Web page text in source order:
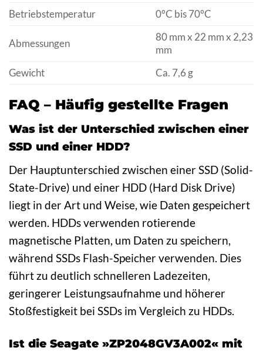
Betriebstemperatur
0°C bis 70°C
Abmessungen
80 mm x 22 mm x 2,23
mm
Gewicht
Ca. 7,6 g
FAQ – Häufig gestellte Fragen
Was ist der Unterschied zwischen einer
SSD und einer HDD?
Der Hauptunterschied zwischen einer SSD (Solid-
State-Drive) und einer HDD (Hard Disk Drive)
liegt in der Art und Weise, wie Daten gespeichert
werden. HDDs verwenden rotierende
magnetische Platten, um Daten zu speichern,
während SSDs Flash-Speicher verwenden. Dies
führt zu deutlich schnelleren Ladezeiten,
geringerer Leistungsaufnahme und höherer
Stoßfestigkeit bei SSDs im Vergleich zu HDDs.
Ist die Seagate »ZP2048GV3A002« mit